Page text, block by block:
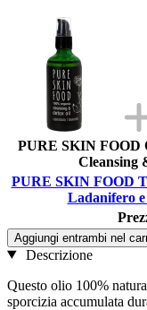
PURE SKIN FOOD
Cleansing
PURE SKIN FOOD
Ladanifero
Aggiungi entrambi nel
Descrizione
Questo olio 100%
sporcizia accumulata